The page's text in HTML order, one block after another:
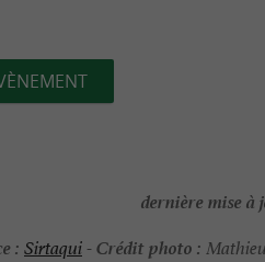
dernière mise à
: Sirtaqui-Crédit photo :